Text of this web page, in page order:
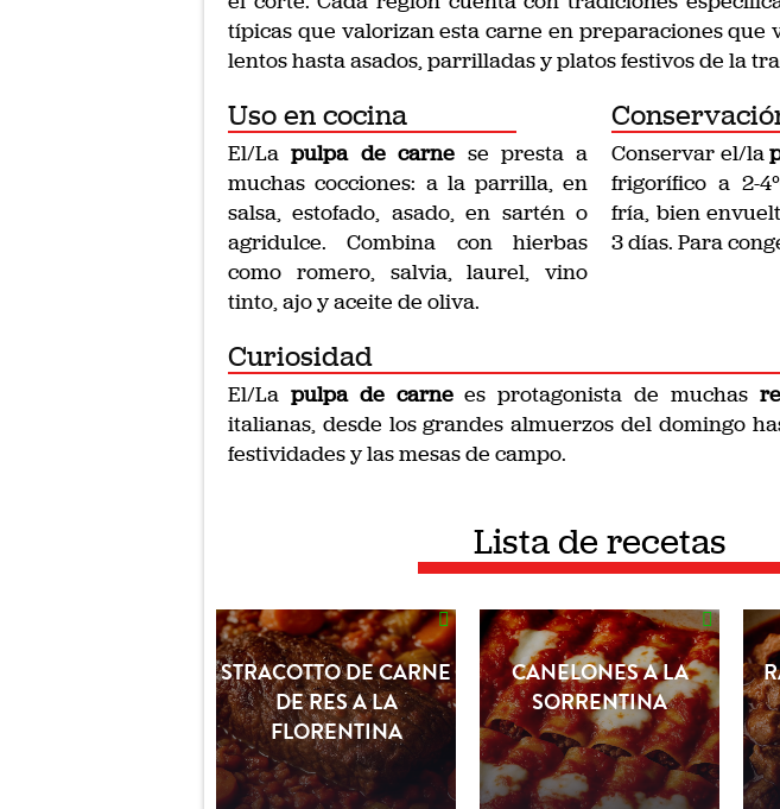
típicas que valorizan esta carne en preparaciones que
lentos hasta asados, parrilladas y platos festivos de la
Uso en cocina
El/Lapulpa de carne se presta a
muchas cocciones: a la parrilla, en
salsa, estofado, asado, en sartén o
agridulce. Combina con hierbas
como romero, salvia, laurel, vino
tinto, ajo y aceite de oliva.
Conservar el/la
frigorífico a 2-
fría, bien
3 días. Para
Curiosidad
El/La pulpa de carnees protagonista de muchas
italianas, desde los grandes almuerzos del domingo
festividades y las mesas de campo.
Lista de recetas
STRACOTTO DE CARNE
DE RES A LA
FLORENTINA
CANELONES A LA
SORRENTINA